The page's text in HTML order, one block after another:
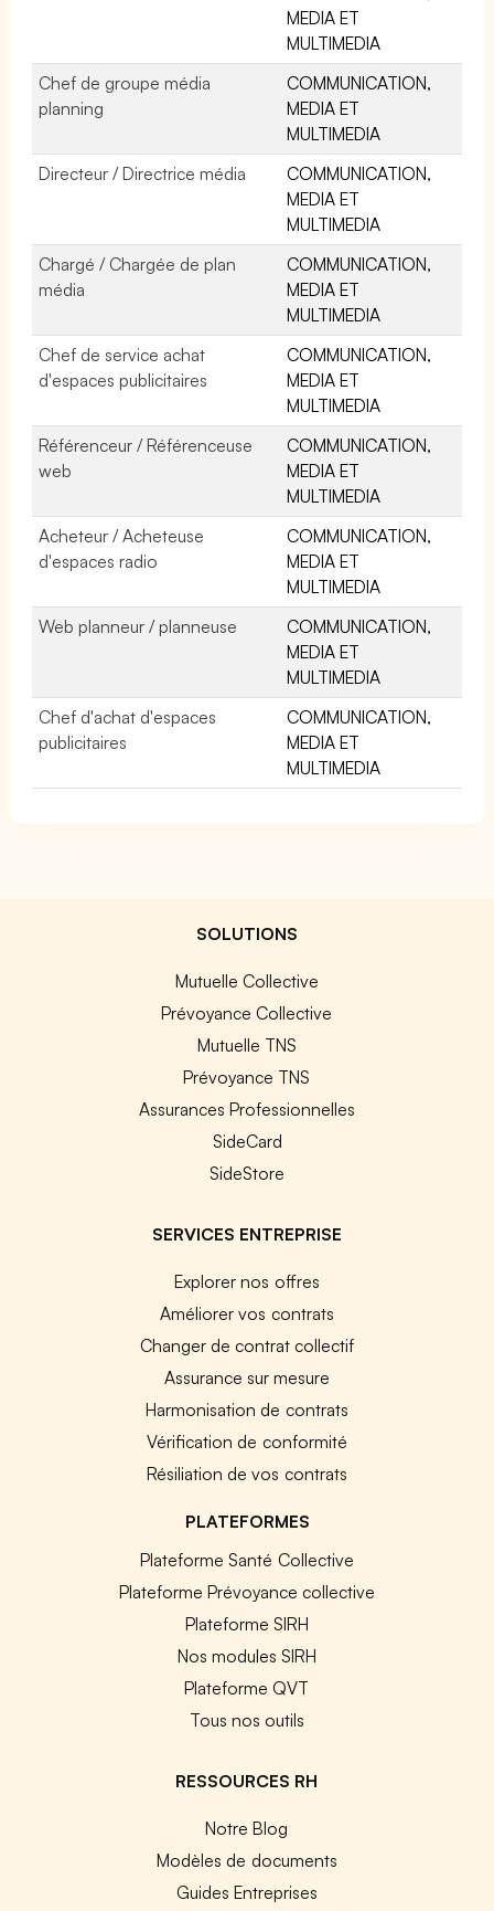
MEDIA ET
MULTIMEDIA
Chef de groupe média
planning
COMMUNICATION,
MEDIA ET
MULTIMEDIA
Directeur / Directrice média
COMMUNICATION,
MEDIA ET
MULTIMEDIA
Chargé / Chargée de plan
média
COMMUNICATION,
MEDIA ET
MULTIMEDIA
Chef de service achat
d'espaces publicitaires
COMMUNICATION,
MEDIA ET
MULTIMEDIA
Référenceur / Référenceuse
web
COMMUNICATION,
MEDIA ET
MULTIMEDIA
Acheteur / Acheteuse
d'espaces radio
COMMUNICATION,
MEDIA ET
MULTIMEDIA
Web planneur / planneuse
COMMUNICATION,
MEDIA ET
MULTIMEDIA
Chef d'achat d'espaces
publicitaires
COMMUNICATION,
MEDIA ET
MULTIMEDIA
SOLUTIONS
Mutuelle Collective
Prévoyance Collective
Mutuelle TNS
Prévoyance TNS
Assurances Professionnelles
SideCard
SideStore
SERVICES ENTREPRISE
Explorer nos offres
Améliorer vos contrats
Changer de contrat collectif
Assurance sur mesure
Harmonisation de contrats
Vérification de conformité
Résiliation de vos contrats
PLATEFORMES
Plateforme Santé Collective
Plateforme Prévoyance collective
Plateforme SIRH
Nos modules SIRH
Plateforme QVT
Tous nos outils
RESSOURCES RH
Notre Blog
Modèles de documents
Guides Entreprises